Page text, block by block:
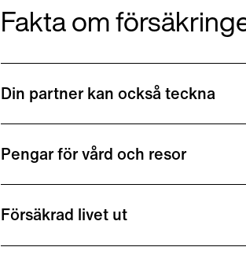
Fakta om
Din partner kan också teckna
Pengar för vård och resor
Försäkrad livet ut